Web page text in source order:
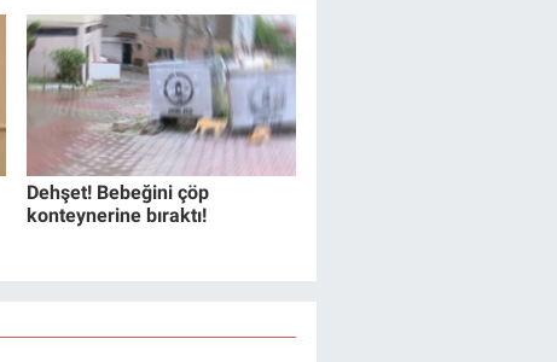
Dehşet! Bebeğini çöp
konteynerine bıraktı!